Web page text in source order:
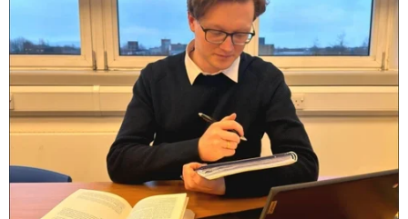
Đà Nẵng tìm "lời giải bài toán" an
ninh nguồn nước
08/08/2026 05:05
Sơn La công bố tình huống khẩn cấp
về thiên tai với hai xã Muổi Nọi, Nậm
Lầu